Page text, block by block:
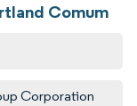
Comum
Corporation